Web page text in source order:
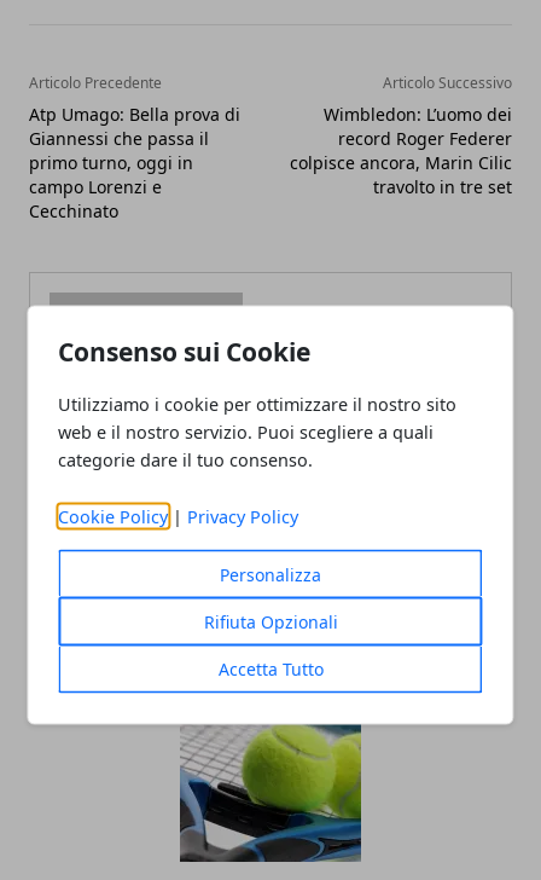
Consenso sui Cookie
Utilizziamo i cookie per ottimizzare il nostro sito
web e il nostro servizio. Puoi scegliere a quali
categorie dare il tuo consenso.
Cookie Policy | Privacy Policy
Personalizza
Rifiuta Opzionali
Accetta Tutto
Articolo Precedente
Atp Umago: Bella prova di
Giannessi che passa il
primo turno, oggi in
campo Lorenzi e
Cecchinato
Articolo Successivo
Wimbledon: L’uomo dei
record Roger Federer
colpisce ancora, Marin Cilic
travolto in tre set
Redazione
ARTICOLI CORRELATI